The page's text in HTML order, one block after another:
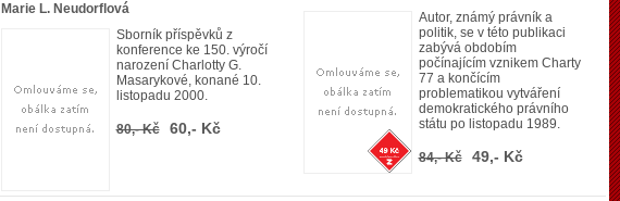
Marie L. Neudorflová
Sborník příspěvků z
konference ke 150. výročí
narození Charlotty G.
Masarykové, konané 10.
listopadu 2000.
80,- Kč 60,- Kč
Autor, známý právník a
politik, se v této publikaci
zabývá obdobím
počínajícím vznikem Charty
77 a končícím
problematikou vytváření
demokratického právního
státu po listopadu 1989.
84,- Kč 49,- Kč